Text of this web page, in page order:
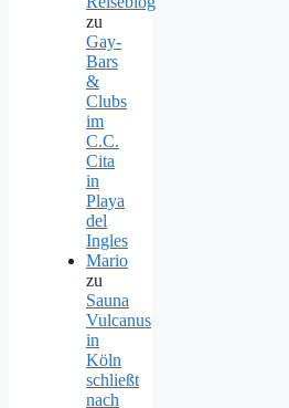
zu
Gay-
Bars
&
Clubs
im
C.C.
Cita
in
Playa
del
Ingles
Mario
zu
Sauna
Vulcanus
in
Köln
schließt
nach